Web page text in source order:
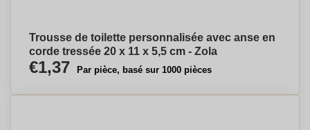
Trousse de toilette personnalisée avec anse en
corde tressée 20 x 11 x 5,5 cm - Zola
€1,37 Par pièce, basé sur 1000 pièces